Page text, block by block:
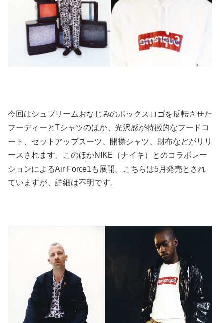
今回はシュプリームおなじみのボックスロゴを反転させた
フーディーとTシャツのほか、光沢感が特徴的なフードコ
ート、セットアップスーツ、開襟シャツ、財布などがリリ
ースされます。このほかNIKE（ナイキ）とのコラボレー
ションによるAir Force1も展開。こちらは5月発売とされ
ていますが、詳細は不明です。